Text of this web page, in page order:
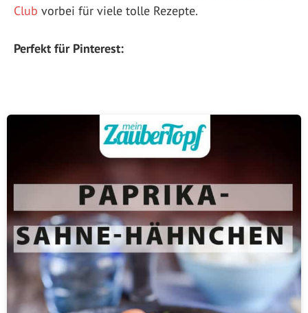
Club vorbei für viele tolle Rezepte.
Perfekt für Pinterest: